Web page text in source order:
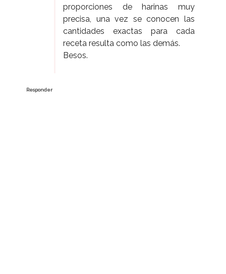
proporciones de harinas muy
precisa, una vez se conocen las
cantidades exactas para cada
receta resulta como las demás.
Besos.
Responder